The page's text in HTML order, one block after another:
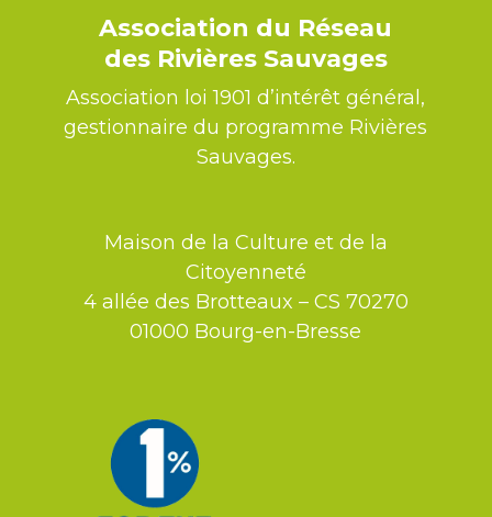
Association du Réseau
des Rivières Sauvages
Association loi 1901 d’intérêt général,
gestionnaire du programme Rivières
Sauvages.
Maison de la Culture et de la
Citoyenneté
4 allée des Brotteaux – CS 70270
01000 Bourg-en-Bresse